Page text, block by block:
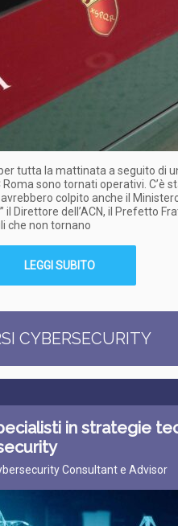
tutta la mattinata a seguito di
sono tornati operativi. C’è
colpito anche il
il Direttore dell’ACN, il Prefetto
che non tornano
LEGGI SUBITO
CYBERSECURITY
in strategie
Consultant e Advisor